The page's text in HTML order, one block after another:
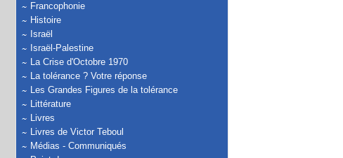
Francophonie
Histoire
Israël
Israël-Palestine
La Crise d'Octobre 1970
La tolérance ? Votre réponse
Les Grandes Figures de la tolérance
Littérature
Livres
Livres de Victor Teboul
Médias - Communiqués